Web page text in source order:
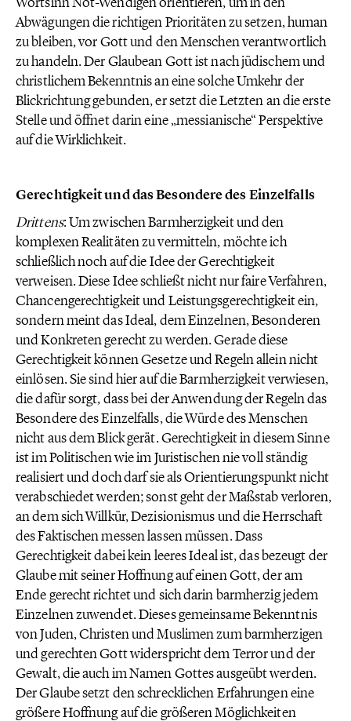
Abwägungen die richtigen Prioritäten zu setzen, human
zu bleiben, vor Gott und den Menschen verantwortlich
zu handeln. Der Glaubean Gott ist nach jüdischem und
christlichem Bekenntnis an eine solche Umkehr der
Blickrichtung gebunden, er setzt die Letzten an die erste
Stelle und öffnet darin eine „messianische“ Perspektive
auf die Wirklichkeit.
Gerechtigkeit und das Besondere des Einzelfalls
Drittens: Um zwischen Barmherzigkeit und den
komplexen Realitäten zu vermitteln, möchte ich
schließlich noch auf die Idee der Gerechtigkeit
verweisen. Diese Idee schließt nicht nur faire Verfahren,
Chancengerechtigkeit und Leistungsgerechtigkeit ein,
sondern meint das Ideal, dem Einzelnen, Besonderen
und Konkreten gerecht zu werden. Gerade diese
Gerechtigkeit können Gesetze und Regeln allein nicht
einlösen. Sie sind hier auf die Barmherzigkeit verwiesen,
die dafür sorgt, dass bei der Anwendung der Regeln das
Besondere des Einzelfalls, die Würde des Menschen
nicht aus dem Blick gerät. Gerechtigkeit in diesem Sinne
ist im Politischen wie im Juristischen nie voll ständig
realisiert und doch darf sie als Orientierungspunkt nicht
verabschiedet werden; sonst geht der Maßstab verloren,
an dem sich Willkür, Dezisionismus und die Herrschaft
des Faktischen messen lassen müssen. Dass
Gerechtigkeit dabei kein leeres Ideal ist, das bezeugt der
Glaube mit seiner Hoffnung auf einen Gott, der am
Ende gerecht richtet und sich darin barmherzig jedem
Einzelnen zuwendet. Dieses gemeinsame Bekenntnis
von Juden, Christen und Muslimen zum barmherzigen
und gerechten Gott widerspricht dem Terror und der
Gewalt, die auch im Namen Gottes ausgeübt werden.
Der Glaube setzt den schrecklichen Erfahrungen eine
größere Hoffnung auf die größeren Möglichkeiten